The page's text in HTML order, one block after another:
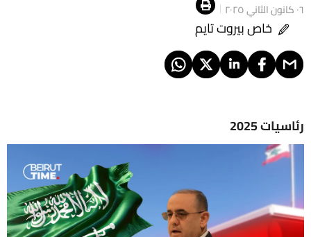
٠٦ كانون الثاني ٢٠٢٥
خاص بيروت تايم
رئاسيات 2025